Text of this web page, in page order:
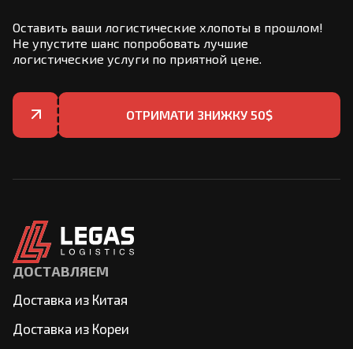
Оставить ваши логистические хлопоты в прошлом!
Не упустите шанс попробовать лучшие
логистические услуги по приятной цене.
ОТРИМАТИ ЗНИЖКУ 50$
ДОСТАВЛЯЕМ
Доставка из Китая
Доставка из Кореи